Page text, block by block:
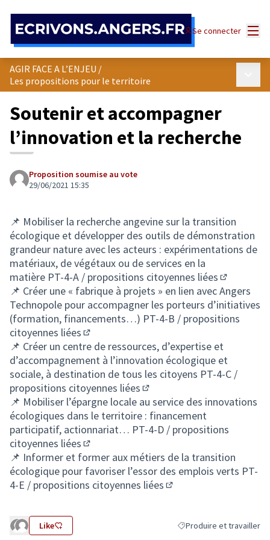
Se connecter
AGIR FACE A L’ENJEU /
Les propositions pour le territoire
Soutenir et accompagner
l’innovation et la recherche
Proposition soumise au vote
29/06/2021 15:35
📌 Mobiliser la recherche angevine sur la transition
écologique et développer des outils de démonstration
grandeur nature avec les acteurs : expérimentations de
matériaux, de végétaux ou de services en la
matière PT-4-A / propositions citoyennes liées
(S'ouvre
📌 Créer une « fabrique à projets » en lien avec Angers
Technopole pour accompagner les porteurs d’initiatives
(formation, financements…) PT-4-B / propositions
citoyennes liées
(S'ouvre dans un nouvel onglet)
📌 Créer un centre de ressources, d’expertise et
d’accompagnement à l’innovation écologique et
sociale, à destination de tous les citoyens PT-4-C /
propositions citoyennes liées
(S'ouvre dans un nouvel
📌 Mobiliser l’épargne locale au service des innovations
écologiques dans le territoire : financement
participatif, actionnariat… PT-4-D / propositions
citoyennes liées
(S'ouvre dans un nouvel onglet)
📌 Informer et former aux métiers de la transition
écologique pour favoriser l’essor des emplois verts PT-
4-E / propositions citoyennes liées
Like Filtrer les résultats de la
Produire et travailler